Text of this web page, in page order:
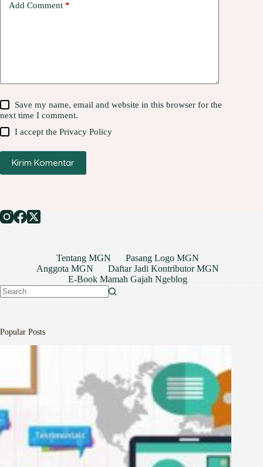
Add Comment *
Save my name, email and website in this browser for the
next time I comment.
I accept thePrivacy Policy
Kirim Komentar
Tentang MGN
Pasang Logo MGN
Anggota MGN
Daftar Jadi Kontributor MGN
E-Book Mamah Gajah Ngeblog
Popular Posts